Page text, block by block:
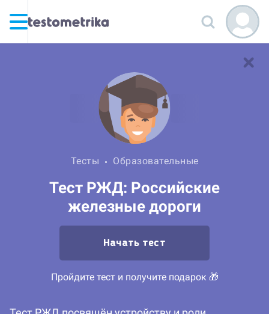
Тесты Образовательные
Тест РЖД: Российские
железные дороги
Начать тест
Пройдите тест и получите подарок 🎁